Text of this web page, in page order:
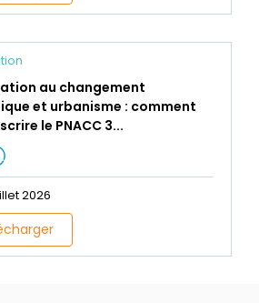
au changement
et urbanisme : comment
le PNACC 3...
2026